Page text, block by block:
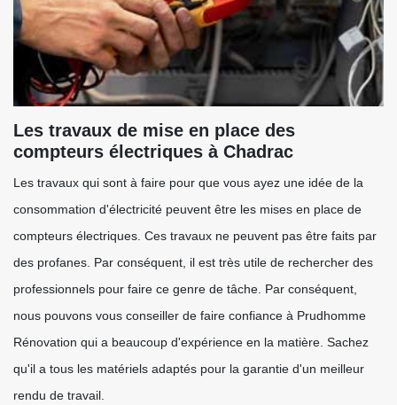
Les travaux de mise en place des
compteurs électriques à Chadrac
Les travaux qui sont à faire pour que vous ayez une idée de la
consommation d'électricité peuvent être les mises en place de
compteurs électriques. Ces travaux ne peuvent pas être faits par
des profanes. Par conséquent, il est très utile de rechercher des
professionnels pour faire ce genre de tâche. Par conséquent,
nous pouvons vous conseiller de faire confiance à Prudhomme
Rénovation qui a beaucoup d'expérience en la matière. Sachez
qu'il a tous les matériels adaptés pour la garantie d'un meilleur
rendu de travail.